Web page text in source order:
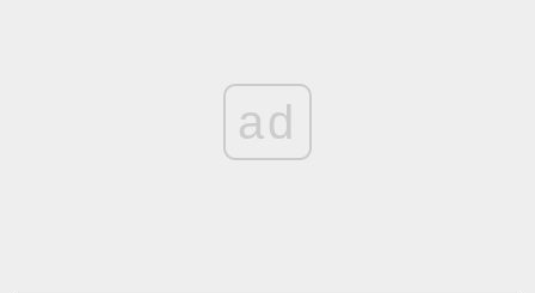
ad